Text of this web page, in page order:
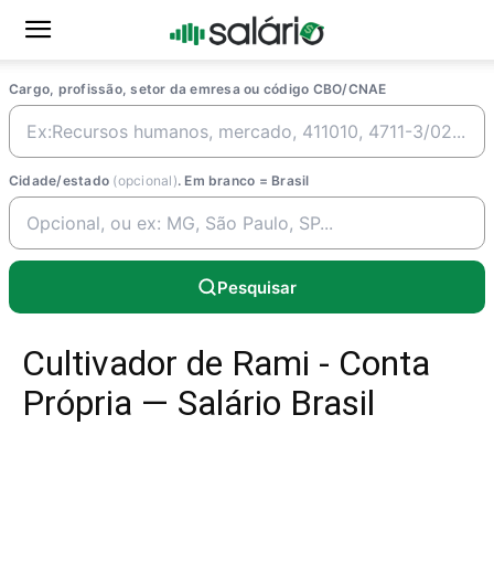
Cargo, profissão, setor da emresa ou código CBO/CNAE
Cidade/estado (opcional). Em branco = Brasil
Pesquisar
Cultivador de Rami - Conta
Própria — Salário Brasil